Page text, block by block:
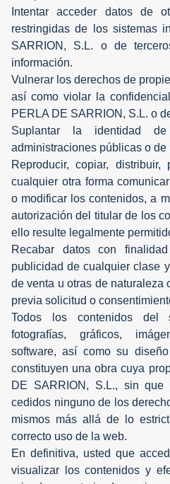
Intentar acceder datos de
restringidas de los sistemas
SARRION, S.L. o de
información.
Vulnerar los derechos de
así como violar la
PERLA DE SARRION, S.L. o
Suplantar la identidad
administraciones públicas o de
Reproducir, copiar,
cualquier otra forma
o modificar los contenidos, a
autorización del titular de los
ello resulte legalmente
Recabar datos con
publicidad de cualquier clase
de venta u otras de naturaleza
previa solicitud o
Todos los contenidos del
fotografías, gráficos,
software, así como su
constituyen una obra cuya
DE SARRION, S.L., sin que
cedidos ninguno de los
mismos más allá de lo
correcto uso de la web.
En definitiva, usted que
visualizar los contenidos y